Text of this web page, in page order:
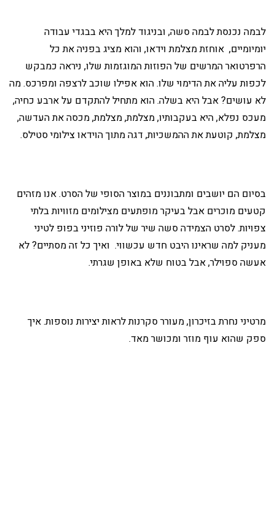
לבמה נכנסת לבמה סשה, ובניגוד למלך היא בבגדי עבודה
יומיומיים, אוחזת מצלמת וידאו, והוא מציג בפניה את כל
הרפרטואר המרשים של הפוזות המוגזמות שלו, ניראה כמבקש
לכפות עליה את הדימוי שלו. הוא אפילו שוכב לרצפה ומפרכס. מה
לא עושים? אבל היא בשלה. הוא מתחיל להתקדם על ארבע כחיה,
מעכס נפלא, היא בעקבותיו, מצלמת, מצלמת, מכסה את העדשה,
מצלמת, קוטעת את ההמשכיות, דגה מתוך הוידאו צילומי סטילס.
בסיום הם יושבים ומתבוננים במוצר הסופי של הסרט. אנו מזהים
קטעים מוכרים אבל בעיקר מופתעים מצילומים מזוויות בלתי
צפויות. לסרט הצמידה סשה שיר של לורה פוזיני בפופ לטיני
מעניק למה שראינו היבט חדש עכשווי. ואיך כל זה מסתיים? לא
אעשה ספוילר, אבל בטוח שלא באופן שגרתי.
מרטיני נחרת בזיכרון, מעורר סקרנות לראות יצירות נוספות. איך
ספק שהוא עוף מוזר ומכושר מאד.